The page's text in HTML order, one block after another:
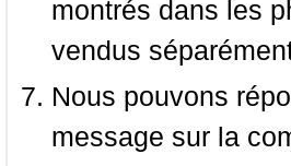
montrés dans les
vendus
Nous pouvons
message sur la